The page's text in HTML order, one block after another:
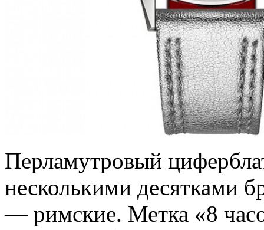
Перламутровый
несколькими десятками
— римские. Метка «8